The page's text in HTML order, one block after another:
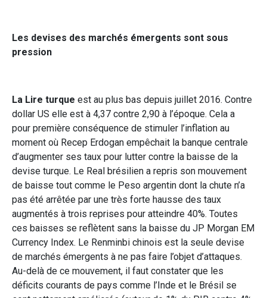
Les devises des marchés émergents sont sous
pression
La Lire turque est au plus bas depuis juillet 2016. Contre
dollar US elle est à 4,37 contre 2,90 à l’époque. Cela a
pour première conséquence de stimuler l’inflation au
moment où Recep Erdogan empêchait la banque centrale
d’augmenter ses taux pour lutter contre la baisse de la
devise turque. Le Real brésilien a repris son mouvement
de baisse tout comme le Peso argentin dont la chute n’a
pas été arrêtée par une très forte hausse des taux
augmentés à trois reprises pour atteindre 40%. Toutes
ces baisses se reflètent sans la baisse du JP Morgan EM
Currency Index. Le Renminbi chinois est la seule devise
de marchés émergents à ne pas faire l’objet d’attaques.
Au-delà de ce mouvement, il faut constater que les
déficits courants de pays comme l’Inde et le Brésil se